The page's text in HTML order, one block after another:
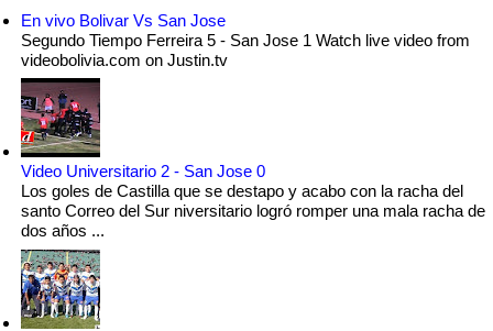
En vivo Bolivar Vs San Jose
Segundo Tiempo Ferreira 5 - San Jose 1 Watch live video from
videobolivia.com on Justin.tv
Video Universitario 2 - San Jose 0
Los goles de Castilla que se destapo y acabo con la racha del
santo Correo del Sur niversitario logró romper una mala racha de
dos años ...